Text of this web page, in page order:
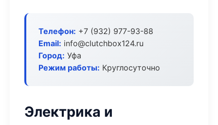
Телефон: +7 (932) 977-93-88
Email: info@clutchbox124.ru
Город: Уфа
Режим работы: Круглосуточно
Электрика и